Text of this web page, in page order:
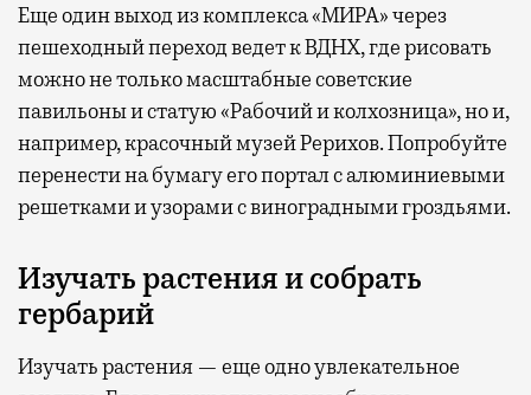
Еще один выход из комплекса «МИРА» через
пешеходный переход ведет к ВДНХ, где рисовать
можно не только масштабные советские
павильоны и статую «Рабочий и колхозница», но и,
например, красочный музей Рерихов. Попробуйте
перенести на бумагу его портал с алюминиевыми
решетками и узорами с виноградными гроздьями.
Изучать растения и собрать
гербарий
Изучать растения — еще одно увлекательное